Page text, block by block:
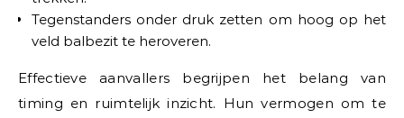
Tegenstanders onder druk zetten om hoog op het
veld balbezit te heroveren.
Effectieve aanvallers begrijpen het belang van
timing en ruimtelijk inzicht. Hun vermogen om te